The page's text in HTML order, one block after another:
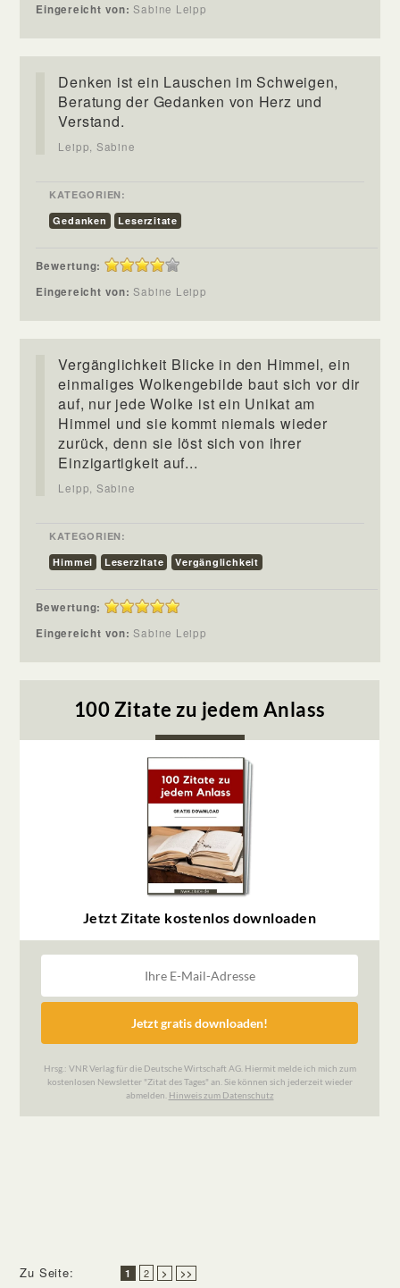
Eingereicht von:Sabine Leipp
Denken ist ein Lauschen im Schweigen,
Beratung der Gedanken von Herz und
Verstand.
Leipp, Sabine
KATEGORIEN:
Gedanken
Leserzitate
Bewertung:
Eingereicht von:Sabine Leipp
Vergänglichkeit Blicke in den Himmel, ein
einmaliges Wolkengebilde baut sich vor dir
auf, nur jede Wolke ist ein Unikat am
Himmel und sie kommt niemals wieder
zurück, denn sie löst sich von ihrer
Einzigartigkeit auf...
Leipp, Sabine
KATEGORIEN:
Himmel
Leserzitate Vergänglichkeit
Bewertung:
Eingereicht von:Sabine Leipp
Zu Seite: 1 2 > >>